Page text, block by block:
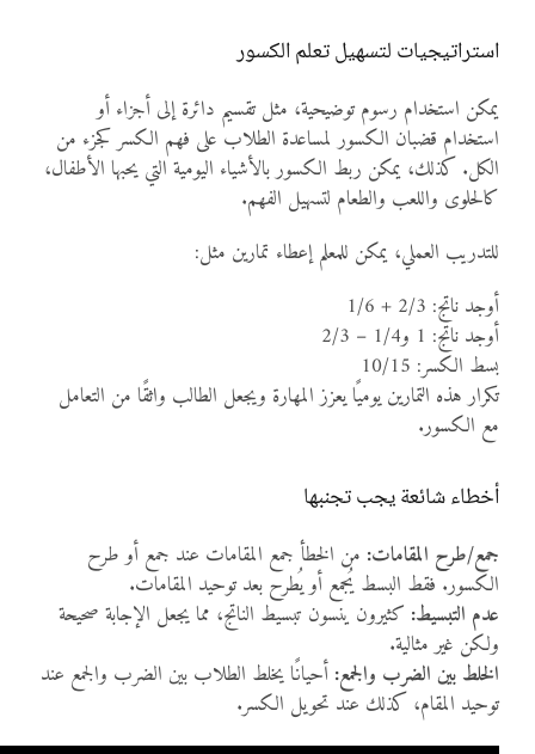
استراتيجيات لتسهيل تعلم الكسور
يمكن استخدام رسوم توضيحية، مثل تقسيم دائرة إلى أجزاء أو
استخدام قضبان الكسور لمساعدة الطلاب على فهم الكسر كجزء من
الكل. كذلك، يمكن ربط الكسور بالأشياء اليومية التي يحبها الأطفال،
كالحلوى واللعب والطعام لتسهيل الفهم.
للتدريب العملي، يمكن للمعلم إعطاء تمارين مثل:
أوجد ناتج: 2/3 + 1/6
أوجد ناتج: 1 و1/4 – 2/3
بسط الكسر: 10/15
تكرار هذه التمارين يوميًا يعزز المهارة ويجعل الطالب واثقًا من التعامل
مع الكسور.
أخطاء شائعة يجب تجنبها
جمع/طرح المقامات: من الخطأ جمع المقامات عند جمع أو طرح
الكسور. فقط البسط يُجمع أو يُطرح بعد توحيد المقامات.
عدم التبسيط: كثيرون ينسون تبسيط الناتج، مما يجعل الإجابة صحيحة
ولكن غير مثالية.
الخلط بين الضرب والجمع: أحيانًا يخلط الطلاب بين الضرب والجمع عند
توحيد المقام، كذلك عند تحويل الكسر.